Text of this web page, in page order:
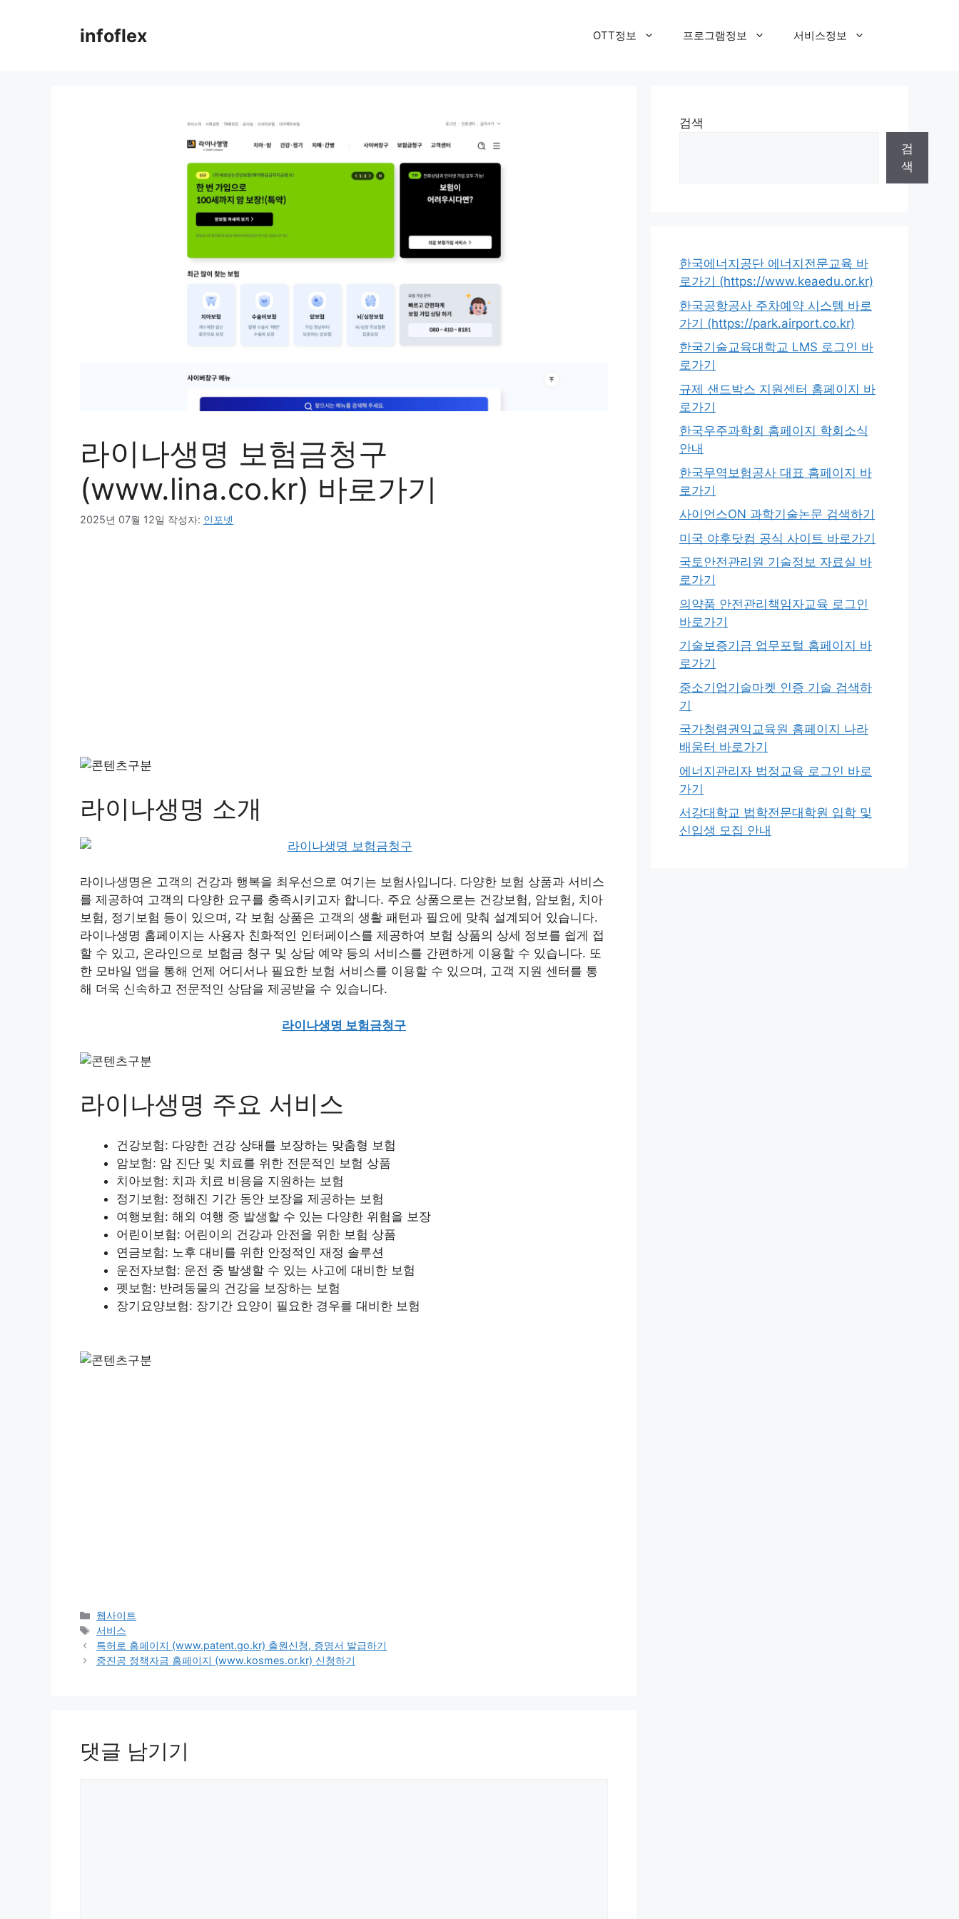
infoflex OTT정보 프로그램정보 서비스정보
라이나생명 보험금청구
(www.lina.co.kr) 바로가기
2025년 07월 12일 작성자: 인포넷
라이나생명 소개
라이나생명은 고객의 건강과 행복을 최우선으로 여기는 보험사입니다. 다양한 보험 상품과 서비스
를 제공하여 고객의 다양한 요구를 충족시키고자 합니다. 주요 상품으로는 건강보험, 암보험, 치아
보험, 정기보험 등이 있으며, 각 보험 상품은 고객의 생활 패턴과 필요에 맞춰 설계되어 있습니다.
라이나생명 홈페이지는 사용자 친화적인 인터페이스를 제공하여 보험 상품의 상세 정보를 쉽게 접
할 수 있고, 온라인으로 보험금 청구 및 상담 예약 등의 서비스를 간편하게 이용할 수 있습니다. 또
한 모바일 앱을 통해 언제 어디서나 필요한 보험 서비스를 이용할 수 있으며, 고객 지원 센터를 통
해 더욱 신속하고 전문적인 상담을 제공받을 수 있습니다.
라이나생명 보험금청구
라이나생명 주요 서비스
건강보험: 다양한 건강 상태를 보장하는 맞춤형 보험
암보험: 암 진단 및 치료를 위한 전문적인 보험 상품
치아보험: 치과 치료 비용을 지원하는 보험
정기보험: 정해진 기간 동안 보장을 제공하는 보험
여행보험: 해외 여행 중 발생할 수 있는 다양한 위험을 보장
어린이보험: 어린이의 건강과 안전을 위한 보험 상품
연금보험: 노후 대비를 위한 안정적인 재정 솔루션
운전자보험: 운전 중 발생할 수 있는 사고에 대비한 보험
펫보험: 반려동물의 건강을 보장하는 보험
장기요양보험: 장기간 요양이 필요한 경우를 대비한 보험
카
테
고
리
웹사이트
태
그
서비스
특허로 홈페이지 (www.patent.go.kr) 출원신청, 증명서 발급하기
중진공 정책자금 홈페이지 (www.kosmes.or.kr) 신청하기
댓글 남기기
검색
검
색
한국에너지공단 에너지전문교육 바
로가기 (https://www.keaedu.or.kr)
한국공항공사 주차예약 시스템 바로
가기 (https://park.airport.co.kr)
한국기술교육대학교 LMS 로그인 바
로가기
규제 샌드박스 지원센터 홈페이지 바
로가기
한국우주과학회 홈페이지 학회소식
안내
한국무역보험공사 대표 홈페이지 바
로가기
사이언스ON 과학기술논문 검색하기
미국 야후닷컴 공식 사이트 바로가기
국토안전관리원 기술정보 자료실 바
로가기
의약품 안전관리책임자교육 로그인
바로가기
기술보증기금 업무포털 홈페이지 바
로가기
중소기업기술마켓 인증 기술 검색하
기
국가청렴권익교육원 홈페이지 나라
배움터 바로가기
에너지관리자 법정교육 로그인 바로
가기
서강대학교 법학전문대학원 입학 및
신입생 모집 안내